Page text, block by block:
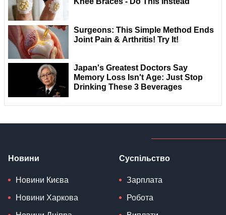
Новини
Новини Києва
Новини Харкова
Суспільство
Зарплата
Робота